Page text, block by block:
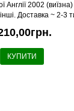
Англії 2002
Доставка ~ 2-3
КУПИТИ